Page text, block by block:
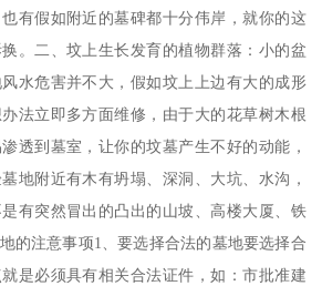
有假如附近的墓碑都十分伟岸，就你的这
。二、坟上生长发育的植物群落：小的盆
水危害并不大，假如坟上上边有大的成形
法立即多方面维修，由于大的花草树木根
透到墓室，让你的坟墓产生不好的动能，
地附近有木有坍塌、深洞、大坑、水沟，
有突然冒出的凸出的山坡、高楼大厦、铁
的注意事项1、要选择合法的墓地要选择合
是必须具有相关合法证件，如：市批准建